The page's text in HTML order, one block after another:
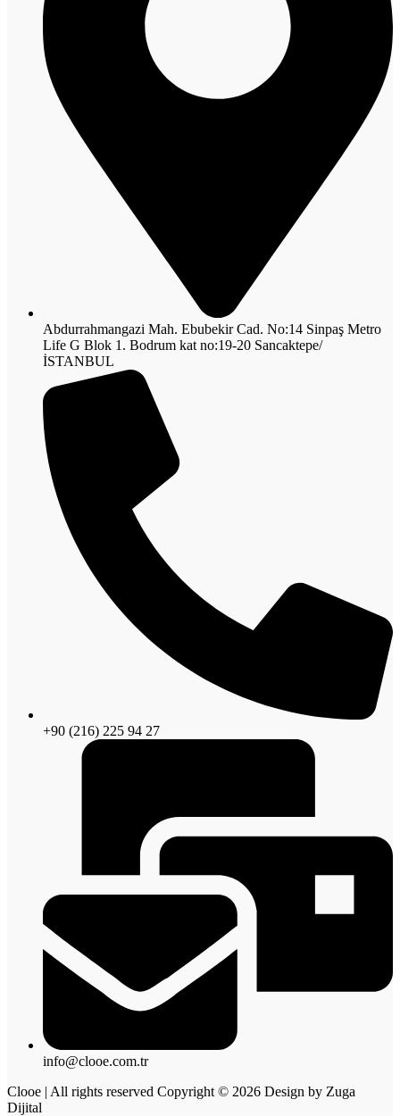
Abdurrahmangazi Mah. Ebubekir Cad. No:14 Sinpaş Metro
Life G Blok 1. Bodrum kat no:19-20 Sancaktepe/
İSTANBUL
+90 (216) 225 94 27
info@clooe.com.tr
Clooe | All rights reserved Copyright © 2026 Design by Zuga
Dijital